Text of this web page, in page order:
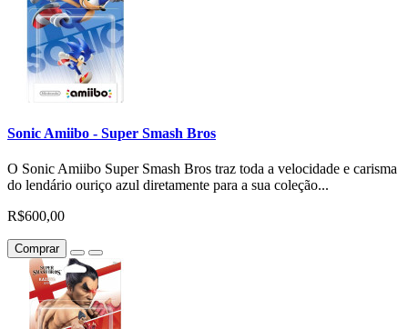
Sonic Amiibo - Super Smash Bros
O Sonic Amiibo Super Smash Bros traz toda a velocidade e carisma
do lendário ouriço azul diretamente para a sua coleção...
R$600,00
Comprar